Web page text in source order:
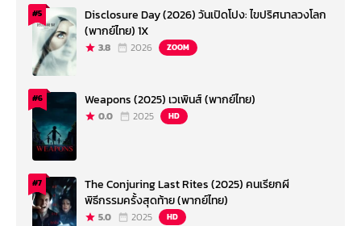
#5
Disclosure Day (2026) วันเปิดโปง: ไขปริศนาลวงโลก
(พากย์ไทย) 1X
3.8 2026 ZOOM
#6 Weapons (2025) เวเพินส์ (พากย์ไทย)
0.0 2025 HD
#7
The Conjuring Last Rites (2025) คนเรียกผี
พิธีกรรมครั้งสุดท้าย (พากย์ไทย)
5.0 2025 HD